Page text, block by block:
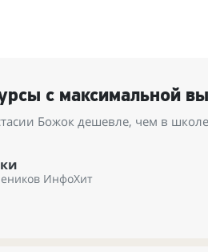
с максимальной
Божок дешевле, чем в
ИнфоХит